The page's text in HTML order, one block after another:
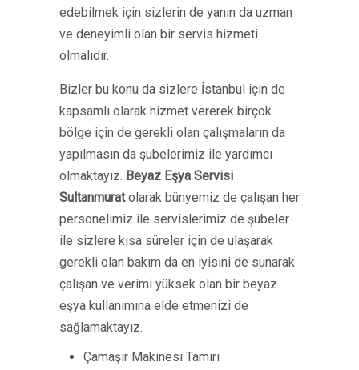
edebilmek için sizlerin de yanın da uzman
ve deneyimli olan bir servis hizmeti
olmalıdır.
Bizler bu konu da sizlere İstanbul için de
kapsamlı olarak hizmet vererek birçok
bölge için de gerekli olan çalışmaların da
yapılmasın da şubelerimiz ile yardımcı
olmaktayız. Beyaz Eşya Servisi
Sultanmuratolarak bünyemiz de çalışan her
personelimiz ile servislerimiz de şubeler
ile sizlere kısa süreler için de ulaşarak
gerekli olan bakım da en iyisini de sunarak
çalışan ve verimi yüksek olan bir beyaz
eşya kullanımına elde etmenizi de
sağlamaktayız.
Çamaşır Makinesi Tamiri